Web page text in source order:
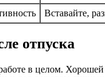
Вставайте,
отпуска
в целом.